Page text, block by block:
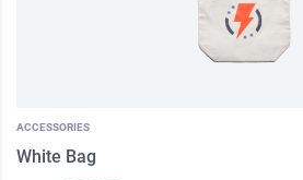
ACCESSORIES
White Bag